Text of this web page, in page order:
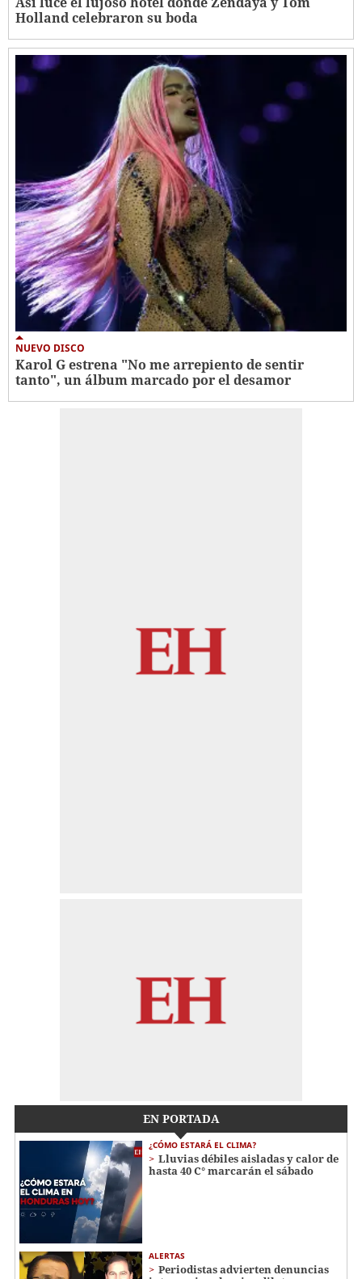
Holland celebraron su boda
NUEVO DISCO
Karol G estrena "No me arrepiento de sentir
tanto", un álbum marcado por el desamor
EN PORTADA
¿CÓMO ESTARÁ EL CLIMA?
Lluvias débiles aisladas y calor de
hasta 40 C° marcarán el sábado
ALERTAS
Periodistas advierten denuncias